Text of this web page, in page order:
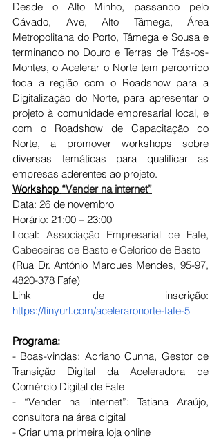
Desde o Alto Minho, passando pelo
Cávado, Ave, Alto Tâmega, Área
Metropolitana do Porto, Tâmega e Sousa e
terminando no Douro e Terras de Trás-os-
Montes, o Acelerar o Norte tem percorrido
toda a região com o Roadshow para a
Digitalização do Norte, para apresentar o
projeto à comunidade empresarial local, e
com o Roadshow de Capacitação do
Norte, a promover workshops sobre
diversas temáticas para qualificar as
empresas aderentes ao projeto.
Workshop “Vender na internet”
Data: 26 de novembro
Horário: 21:00 – 23:00
Local: Associação Empresarial de Fafe,
Cabeceiras de Basto e Celorico de Basto
(Rua Dr. António Marques Mendes, 95-97,
4820-378 Fafe)
https://tinyurl.com/aceleraronorte-fafe-5
Programa:
- Boas-vindas: Adriano Cunha, Gestor de
Transição Digital da Aceleradora de
Comércio Digital de Fafe
- “Vender na internet”: Tatiana Araújo,
consultora na área digital
- Criar uma primeira loja online